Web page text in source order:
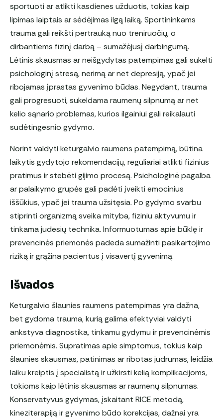
sportuoti ar atlikti kasdienes užduotis, tokias kaip
lipimas laiptais ar sėdėjimas ilgą laiką. Sportininkams
trauma gali reikšti pertrauką nuo treniruočių, o
dirbantiems fizinį darbą – sumažėjusį darbingumą.
Lėtinis skausmas ar neišgydytas patempimas gali sukelti
psichologinį stresą, nerimą ar net depresiją, ypač jei
ribojamas įprastas gyvenimo būdas. Negydant, trauma
gali progresuoti, sukeldama raumenų silpnumą ar net
kelio sąnario problemas, kurios ilgainiui gali reikalauti
sudėtingesnio gydymo.
Norint valdyti keturgalvio raumens patempimą, būtina
laikytis gydytojo rekomendacijų, reguliariai atlikti fizinius
pratimus ir stebėti gijimo procesą. Psichologinė pagalba
ar palaikymo grupės gali padėti įveikti emocinius
iššūkius, ypač jei trauma užsitęsia. Po gydymo svarbu
stiprinti organizmą sveika mityba, fiziniu aktyvumu ir
tinkama judesių technika. Informuotumas apie būklę ir
prevencinės priemonės padeda sumažinti pasikartojimo
riziką ir grąžina pacientus į visavertį gyvenimą.
Išvados
Keturgalvio šlaunies raumens patempimas yra dažna,
bet gydoma trauma, kurią galima efektyviai valdyti
ankstyva diagnostika, tinkamu gydymu ir prevencinėmis
priemonėmis. Supratimas apie simptomus, tokius kaip
šlaunies skausmas, patinimas ar ribotas judrumas, leidžia
laiku kreiptis į specialistą ir užkirsti kelią komplikacijoms,
tokioms kaip lėtinis skausmas ar raumenų silpnumas.
Konservatyvus gydymas, įskaitant RICE metodą,
kineziterapiją ir gyvenimo būdo korekcijas, dažnai yra